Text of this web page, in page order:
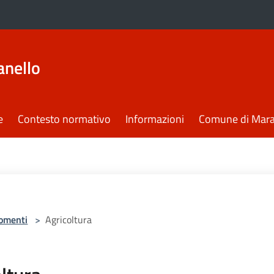
Contesto normativo Informazioni Comune di
> Agricoltura